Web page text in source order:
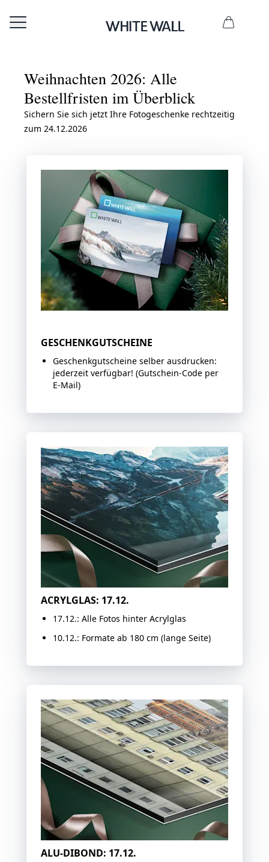
Weihnachten 2026: Alle
Bestellfristen im Überblick
Sichern Sie sich jetzt Ihre Fotogeschenke rechtzeitig
zum 24.12.2026
GESCHENKGUTSCHEINE
Geschenkgutscheine selber ausdrucken:
jederzeit verfügbar! (Gutschein-Code per
E-Mail)
ACRYLGLAS: 17.12.
17.12.: Alle Fotos hinter Acrylglas
10.12.: Formate ab 180 cm (lange Seite)
ALU-DIBOND: 17.12.